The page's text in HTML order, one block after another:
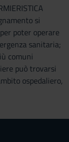
si
poter operare
sanitaria;
comuni
può trovarsi
ospedaliero,